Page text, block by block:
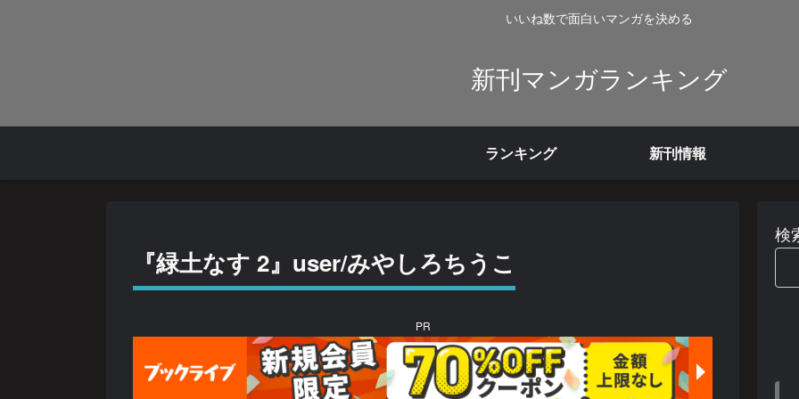
いいね数で面白いマンガを決める
新刊マンガランキング
ランキング 新刊情報
『緑土なす 2』user/みやしろちうこ
PR
検